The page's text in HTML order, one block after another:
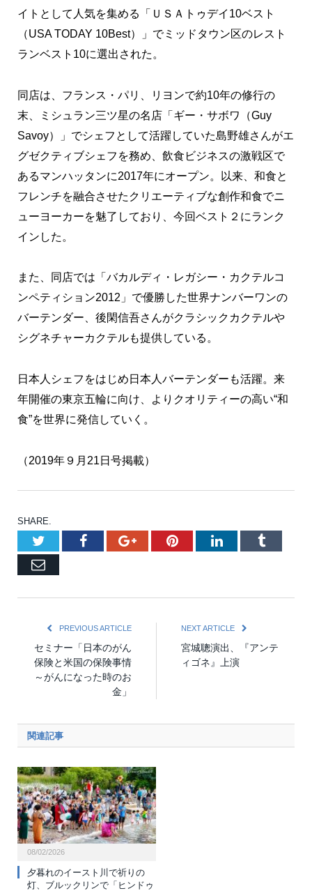
イトとして人気を集める「ＵＳＡトゥデイ10ベスト
（USA TODAY 10Best）」でミッドタウン区のレスト
ランベスト10に選出された。
同店は、フランス・パリ、リヨンで約10年の修行の
末、ミシュラン三ツ星の名店「ギー・サボワ（Guy
Savoy）」でシェフとして活躍していた島野雄さんがエ
グゼクティブシェフを務め、飲食ビジネスの激戦区で
あるマンハッタンに2017年にオープン。以来、和食と
フレンチを融合させたクリエーティブな創作和食でニ
ューヨーカーを魅了しており、今回ベスト２にランク
インした。
また、同店では「バカルディ・レガシー・カクテルコ
ンペティション2012」で優勝した世界ナンバーワンの
バーテンダー、後閑信吾さんがクラシックカクテルや
シグネチャーカクテルも提供している。
日本人シェフをはじめ日本人バーテンダーも活躍。来
年開催の東京五輪に向け、よりクオリティーの高い“和
食”を世界に発信していく。
（2019年９月21日号掲載）
SHARE.
TwitterFacebookGoogle+PinterestLinkedInTumblr
Email
PREVIOUS ARTICLE
セミナー「日本のがん
保険と米国の保険事情
～がんになった時のお
金」
NEXT ARTICLE
宮城聰演出、『アンテ
ィゴネ』上演
関連記事
08/02/2026
夕暮れのイースト川で祈りの
灯、ブルックリンで「ヒンドゥ